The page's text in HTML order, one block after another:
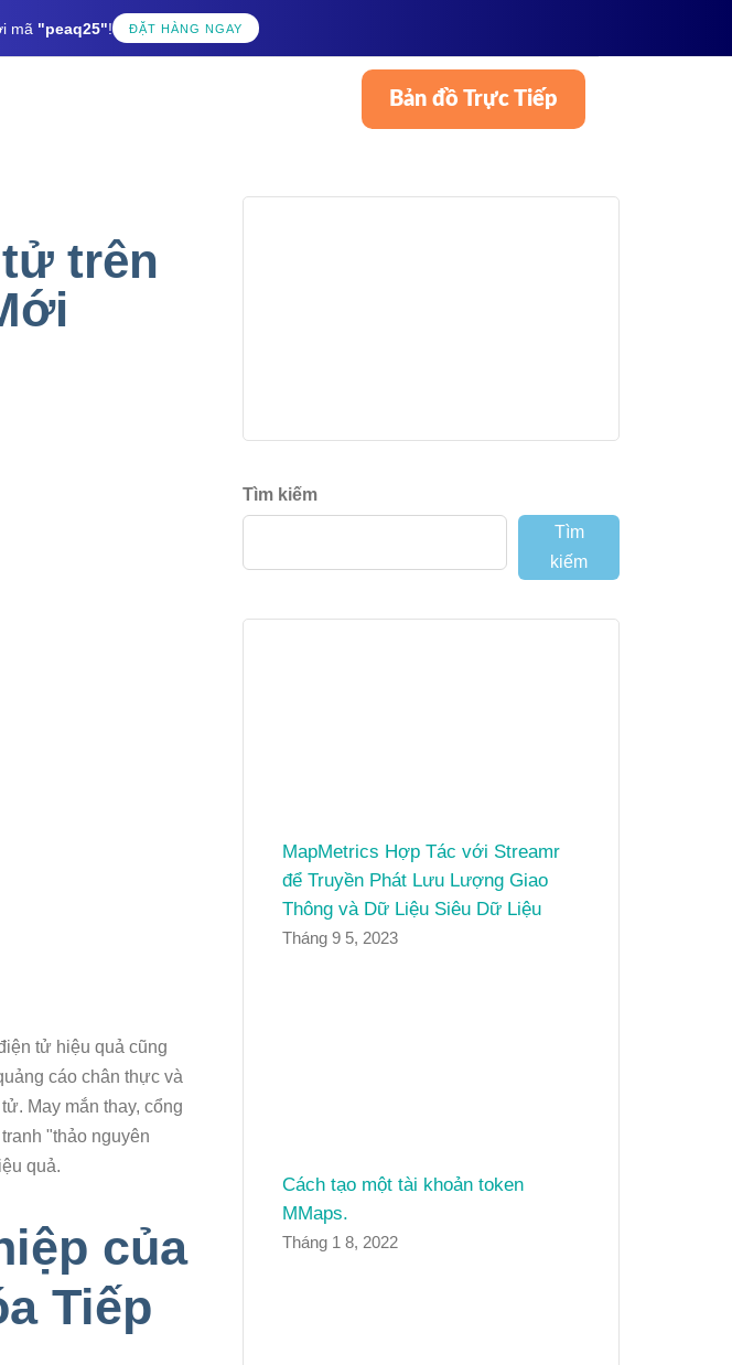
mã "peaq25"! ĐẶT HÀNG NGAY
Bản đồ Trực Tiếp
trên
tử hiệu quả cũng
cáo chân thực và
May mắn thay, cổng
"thảo nguyên
quả.
của
Tiếp
Tìm kiếm
Tìm
kiếm
MapMetrics Hợp Tác với Streamr
để Truyền Phát Lưu Lượng Giao
Thông và Dữ Liệu Siêu Dữ Liệu
Tháng 9 5, 2023
Cách tạo một tài khoản token
MMaps.
Tháng 1 8, 2022